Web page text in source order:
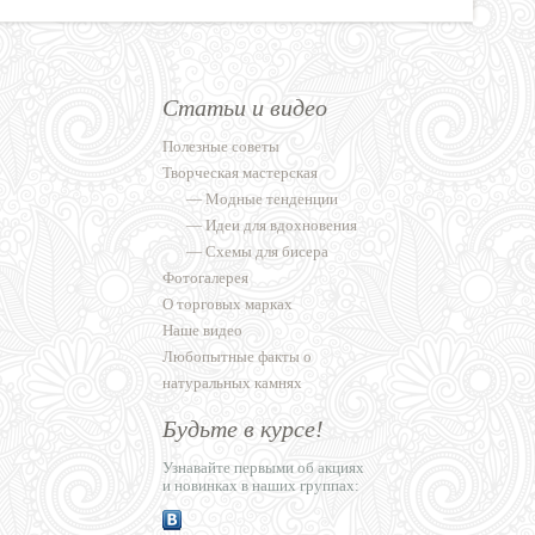
Статьи и видео
Полезные советы
Творческая мастерская
—Модные тенденции
—Идеи для вдохновения
—Схемы для бисера
Фотогалерея
О торговых марках
Наше видео
Любопытные факты о
натуральных камнях
Будьте в курсе!
Узнавайте первыми об акциях
и новинках в наших группах: